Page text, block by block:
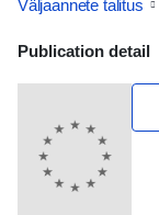
Väljaannete talitus
Publication
Publication detail